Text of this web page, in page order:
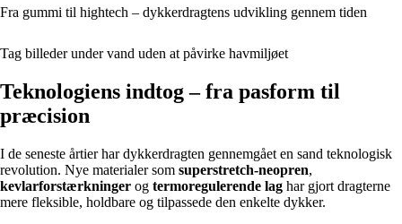
Fra gummi til hightech – dykkerdragtens udvikling gennem tiden
Tag billeder under vand uden at påvirke havmiljøet
Teknologiens indtog – fra pasform til
præcision
I de seneste årtier har dykkerdragten gennemgået en sand teknologisk
revolution. Nye materialer som superstretch-neopren,
kevlarforstærkninger og termoregulerende lag har gjort dragterne
mere fleksible, holdbare og tilpassede den enkelte dykker.